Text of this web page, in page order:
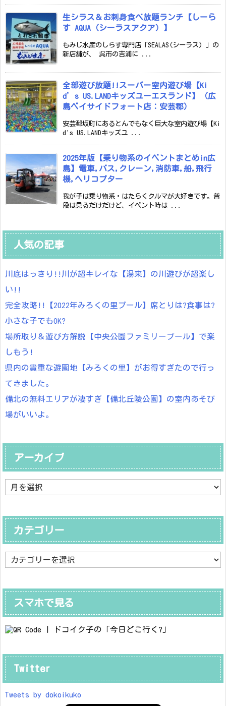
生シラス＆お刺身食べ放題ランチ【しーら
す AQUA（シーラスアクア）】
もみじ水産のしらす専門店「SEALAS(シーラス) 」の
新店舗が、 呉市の吉浦に ...
全部遊び放題!!スーパー室内遊び場【Ki
d’s US.LANDキッズユーエスランド】（広
島ベイサイドフォート店：安芸郡）
安芸郡坂町にあるとんでもなく巨大な室内遊び場【Ki
d's US.LANDキッズユ ...
2025年版【乗り物系のイベントまとめin広
島】電車,バス,クレーン,消防車,船,飛行
機,ヘリコプター
我が子は乗り物系・はたらくクルマが大好きです。普
段は見るだけだけど、イベント時は ...
人気の記事
川底はっきり!!川が超キレイな【湯来】の川遊びが超楽し
い!!
完全攻略!!【2022年みろくの里プール】席とりは?食事は?
小さな子でもOK?
場所取り＆遊び方解説【中央公園ファミリープール】で楽
しもう!
県内の貴重な遊園地【みろくの里】がお得すぎたので行っ
てきました。
備北の無料エリアが凄すぎ【備北丘陵公園】の室内あそび
場がいいよ。
アーカイブ
ア
ー
ブ
カテゴリー
テ
ー
スマホで見る
Twitter
Tweets by dokoikuko